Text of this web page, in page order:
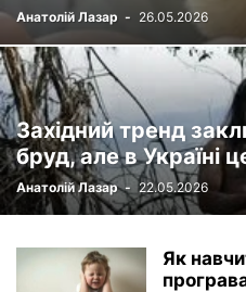
Анатолій Лазар - 26.05.2026
Західний тренд
бруд, але в Україні
Анатолій Лазар - 22.05.2026
Як